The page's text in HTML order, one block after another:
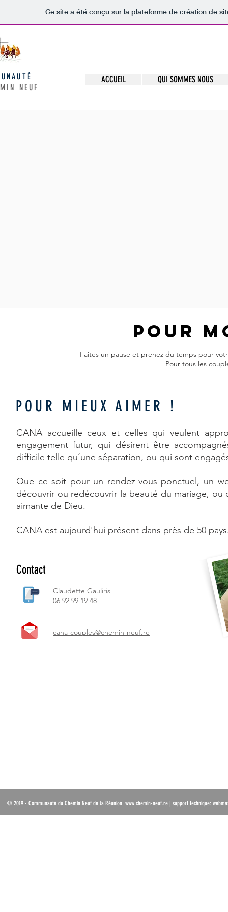
Ce site a été conçu sur la plateforme de création de
NEUF
ACCUEIL QUI SOMMES NOUS
Pour
Faites un pause et prenez du temps pour
Pour tous les
POUR MIEUX AIMER !
CANA accueille ceux et celles qui veulent
engagement futur, qui désirent être
difficile telle qu’une séparation, ou qui sont
Que ce soit pour un rendez-vous ponctuel, un
découvrir ou redécouvrir la beauté du mariage,
aimante de Dieu.
CANA est aujourd'hui présent dans près de 50 pays
Contact
Claudette Gauliris
06 92 99 19 48
cana-couples@chemin-neuf.re
© 2019 - Communauté du Chemin Neuf de la Réunion. www.chemin-neuf.re | support technique: